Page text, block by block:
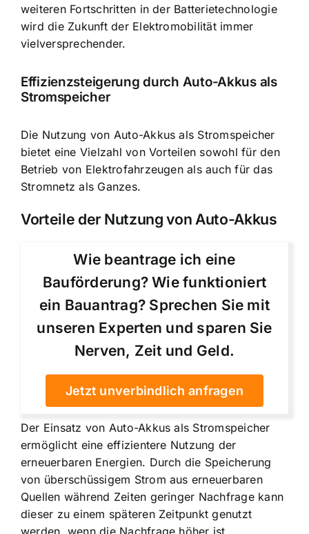
weiteren Fortschritten in der Batterietechnologie
wird die Zukunft der Elektromobilität immer
vielversprechender.
Effizienzsteigerung durch Auto-Akkus als
Stromspeicher
Die Nutzung von Auto-Akkus als Stromspeicher
bietet eine Vielzahl von Vorteilen sowohl für den
Betrieb von Elektrofahrzeugen als auch für das
Stromnetz als Ganzes.
Vorteile der Nutzung von Auto-Akkus
Wie beantrage ich eine
Bauförderung? Wie funktioniert
ein Bauantrag? Sprechen Sie mit
unseren Experten und sparen Sie
Nerven, Zeit und Geld.
Jetzt unverbindlich anfragen
Der Einsatz von Auto-Akkus als Stromspeicher
ermöglicht eine effizientere Nutzung der
erneuerbaren Energien. Durch die Speicherung
von überschüssigem Strom aus erneuerbaren
Quellen während Zeiten geringer Nachfrage kann
dieser zu einem späteren Zeitpunkt genutzt
werden, wenn die Nachfrage höher ist.